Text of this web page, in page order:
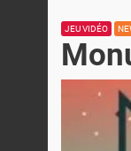
JEU VIDÉO